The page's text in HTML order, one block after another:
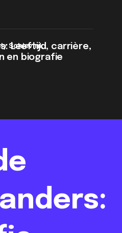
Leeftijd, carrière,
en biografie
Schievink